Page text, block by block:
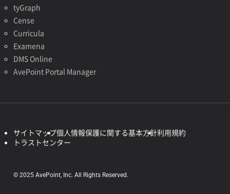
tyGraph
Cense
Curricula
Examena
DMS Online
AvePoint Portal Manager
サイトマップ個人情報保護に関する基本方針利用規約
トラストセンター
© 2025 AvePoint, Inc. All Rights Reserved.